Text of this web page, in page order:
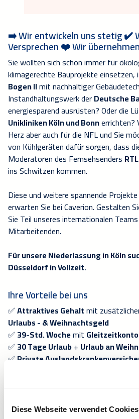
Diese Webseite verwendet Cookies
➡️️ Wir entwickeln uns stetig ✔️
Versprechen ❤️ Wir
Sie wollten sich schon immer für
klimagerechte Bauprojekte einsetzen,
Bogen IImit nachhaltiger
Instandhaltungswerk derDeutsche
energiesparend ausrüsten? Oder die
Unikliniken Köln und Bonnerrichten?
Herz aber auch für die NFL und Sie
von Kühlgeräten dafür sorgen, dass
Moderatoren des Fernsehsenders RTL
ins Schwitzen kommen.
Diese und weitere spannende
erwarten Sie bei Caverion. Gestalten
Sie Teil unseres internationalen
Mitarbeitenden.
Für unsere Niederlassung in Köln
Düsseldorf in Vollzeit.
Ihre Vorteile bei uns
✅Attraktives Gehaltmit
Urlaubs - & Weihnachtsgeld
✅ 39-Std. Wochemit Gleitzeitkonto
✅ 30 Tage Urlaub+ Urlaub an
✅ Private
, z.B.
individuellen Weiterentwicklung